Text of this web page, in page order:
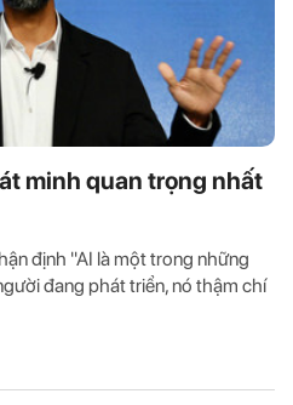
minh quan trọng nhất
định "AI là một trong những
đang phát triển, nó thậm chí